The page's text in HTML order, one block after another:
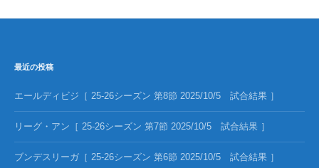
最近の投稿
エールディビジ［ 25-26シーズン 第8節 2025/10/5 試合結果 ］
リーグ・アン［ 25-26シーズン 第7節 2025/10/5 試合結果 ］
ブンデスリーガ［ 25-26シーズン 第6節 2025/10/5 試合結果 ］